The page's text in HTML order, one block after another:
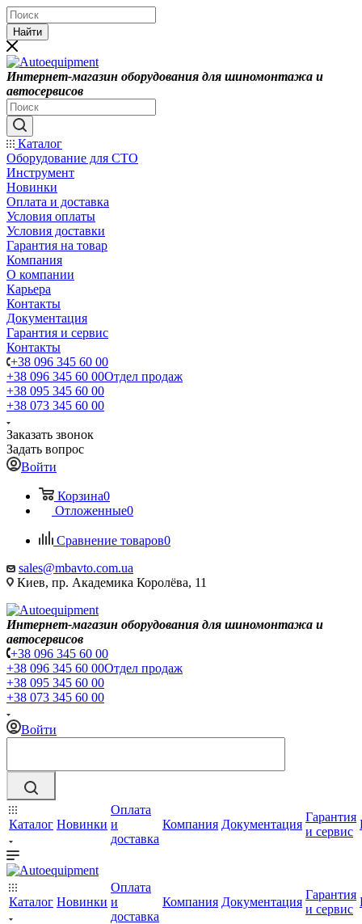
Найти
Интернет-магазин оборудования для шиномонтажа и
автосервисов
Каталог
Оборудование для СТО
Инструмент
Новинки
Оплата и доставка
Условия оплаты
Условия доставки
Гарантия на товар
Компания
О компании
Карьера
Контакты
Документация
Гарантия и сервис
Контакты
+38 096 345 60 00
+38 096 345 60 00Отдел продаж
+38 095 345 60 00
+38 073 345 60 00
Заказать звонок
Задать вопрос
Войти
Корзина0
Отложенные0
Сравнение товаров0
sales@mbavto.com.ua
Киев, пр. Академика Королёва, 11
Интернет-магазин оборудования для шиномонтажа и
автосервисов
+38 096 345 60 00
+38 096 345 60 00Отдел продаж
+38 095 345 60 00
+38 073 345 60 00
Войти
Каталог Новинки
Оплата
и
доставка
Компания Документация
Гарантия
и сервис
Каталог Новинки
Оплата
и
доставка
Компания Документация
Гарантия
и сервис